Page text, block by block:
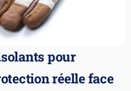
pour
réelle face